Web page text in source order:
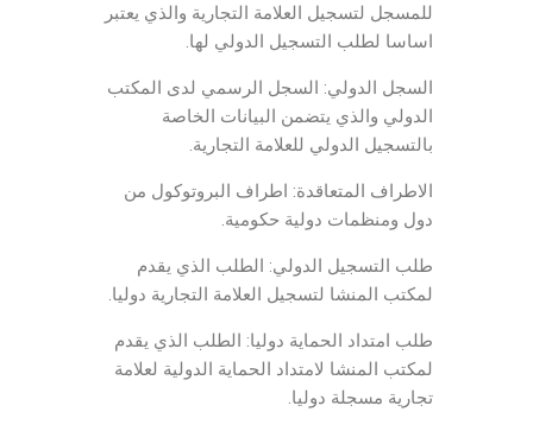
للمسجل لتسجيل العلامة التجارية والذي يعتبر
اساسا لطلب التسجيل الدولي لها.
السجل الدولي: السجل الرسمي لدى المكتب
الدولي والذي يتضمن البيانات الخاصة
بالتسجيل الدولي للعلامة التجارية.
الاطراف المتعاقدة: اطراف البروتوكول من
دول ومنظمات دولية حكومية.
طلب التسجيل الدولي: الطلب الذي يقدم
لمكتب المنشا لتسجيل العلامة التجارية دوليا.
طلب امتداد الحماية دوليا: الطلب الذي يقدم
لمكتب المنشا لامتداد الحماية الدولية لعلامة
تجارية مسجلة دوليا.